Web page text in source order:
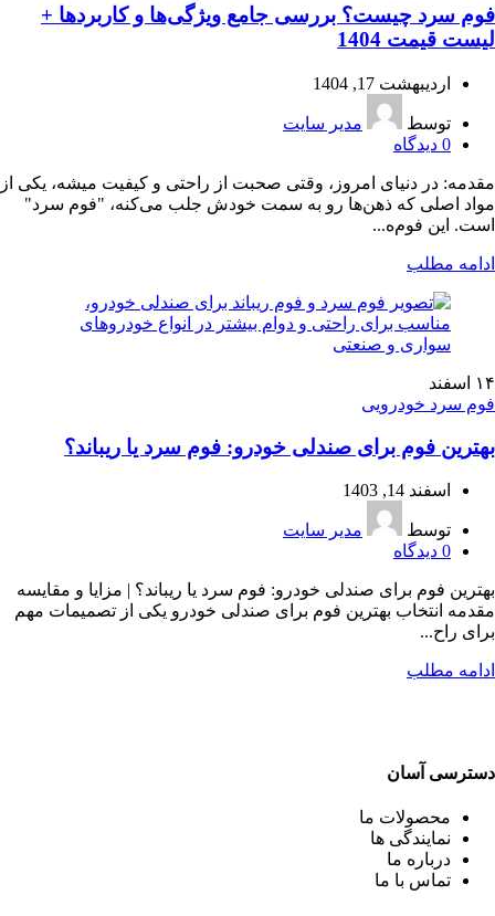
فوم سرد چیست؟ بررسی جامع ویژگی‌ها و کاربردها +
لیست قیمت 1404
اردیبهشت 17, 1404
توسط
مدیر سایت
0 دیدگاه
مقدمه: در دنیای امروز، وقتی صحبت از راحتی و کیفیت میشه، یکی از
مواد اصلی که ذهن‌ها رو به سمت خودش جلب می‌کنه، "فوم سرد"
است. این فوم‌ه...
ادامه مطلب
۱۴
اسفند
فوم سرد خودرویی
بهترین فوم برای صندلی خودرو: فوم سرد یا ریباند؟
اسفند 14, 1403
توسط
مدیر سایت
0 دیدگاه
بهترین فوم برای صندلی خودرو: فوم سرد یا ریباند؟ | مزایا و مقایسه
مقدمه انتخاب بهترین فوم برای صندلی خودرو یکی از تصمیمات مهم
برای راح...
ادامه مطلب
دسترسی آسان
محصولات ما
نمایندگی ها
درباره ما
تماس با ما